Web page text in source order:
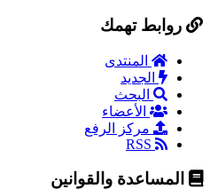
روابط تهمك
المنتدى
الجديد
البحث
الأعضاء
مركز الرفع
المساعدة والقوانين